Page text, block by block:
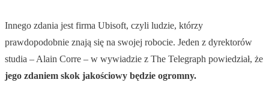
Innego zdania jest firma Ubisoft, czyli ludzie, którzy
prawdopodobnie znają się na swojej robocie. Jeden z dyrektorów
studia – Alain Corre – w wywiadzie z The Telegraph powiedział, że
jego zdaniem skok jakościowy będzie ogromny.